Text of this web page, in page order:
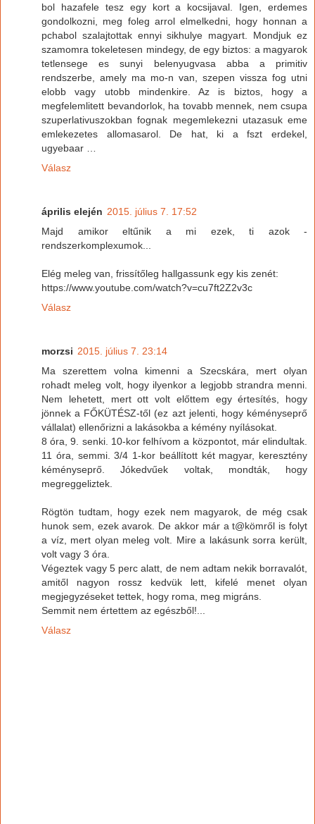
bol hazafele tesz egy kort a kocsijaval. Igen, erdemes
gondolkozni, meg foleg arrol elmelkedni, hogy honnan a
pchabol szalajtottak ennyi sikhulye magyart. Mondjuk ez
szamomra tokeletesen mindegy, de egy biztos: a magyarok
tetlensege es sunyi belenyugvasa abba a primitiv
rendszerbe, amely ma mo-n van, szepen vissza fog utni
elobb vagy utobb mindenkire. Az is biztos, hogy a
megfelemlitett bevandorlok, ha tovabb mennek, nem csupa
szuperlativuszokban fognak megemlekezni utazasuk eme
emlekezetes allomasarol. De hat, ki a fszt erdekel,
ugyebaar …
Válasz
április elején 2015. július 7. 17:52
Majd amikor eltűnik a mi ezek, ti azok -
rendszerkomplexumok...
Elég meleg van, frissítőleg hallgassunk egy kis zenét:
https://www.youtube.com/watch?v=cu7ft2Z2v3c
Válasz
morzsi 2015. július 7. 23:14
Ma szerettem volna kimenni a Szecskára, mert olyan
rohadt meleg volt, hogy ilyenkor a legjobb strandra menni.
Nem lehetett, mert ott volt előttem egy értesítés, hogy
jönnek a FŐKÜTÉSZ-től (ez azt jelenti, hogy kéményseprő
vállalat) ellenőrizni a lakásokba a kémény nyílásokat.
8 óra, 9. senki. 10-kor felhívom a központot, már elindultak.
11 óra, semmi. 3/4 1-kor beállított két magyar, keresztény
kéményseprő. Jókedvűek voltak, mondták, hogy
megreggeliztek.
Rögtön tudtam, hogy ezek nem magyarok, de még csak
hunok sem, ezek avarok. De akkor már a t@kömről is folyt
a víz, mert olyan meleg volt. Mire a lakásunk sorra került,
volt vagy 3 óra.
Végeztek vagy 5 perc alatt, de nem adtam nekik borravalót,
amitől nagyon rossz kedvük lett, kifelé menet olyan
megjegyzéseket tettek, hogy roma, meg migráns.
Semmit nem értettem az egészből!...
Válasz